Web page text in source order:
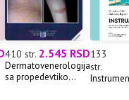
410 str. 2.545 RSD
Dermatovenerologija
sa propedevtiko...
133
str.